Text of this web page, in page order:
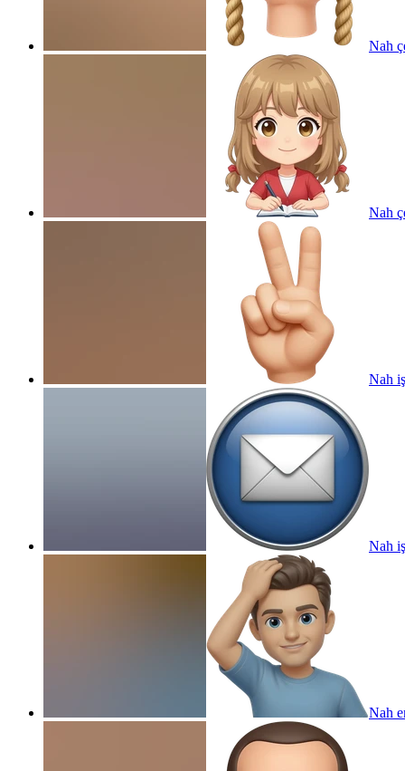
Nah
Nah
Nah
Nah
Nah